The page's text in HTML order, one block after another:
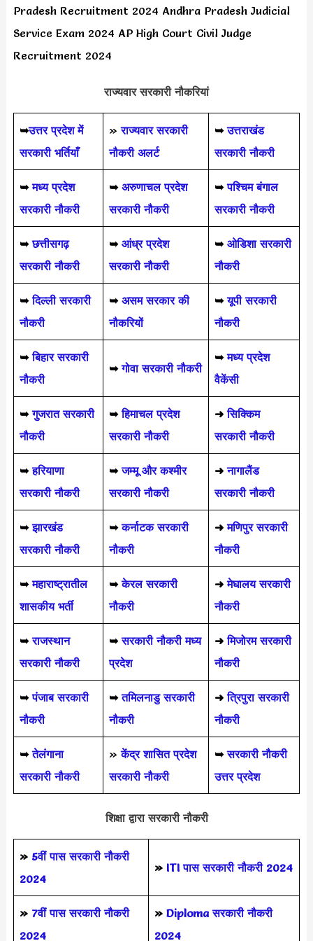
Pradesh Recruitment 2024 Andhra Pradesh Judicial
Service Exam 2024 AP High Court Civil Judge
Recruitment 2024
राज्यवार सरकारी नौकरियां
➥उत्तर प्रदेश में
सरकारी भर्तियाँ
»राज्यवार सरकारी
नौकरी अलर्ट
➥ उत्तराखंड
सरकारी नौकरी
➥ मध्य प्रदेश
सरकारी नौकरी
➥ अरुणाचल प्रदेश
सरकारी नौकरी
➥ पश्चिम बंगाल
सरकारी नौकरी
➥ छत्तीसगढ़
सरकारी नौकरी
➥ आंध्र प्रदेश
सरकारी नौकरी
➥ ओडिशा सरकारी
नौकरी
➥ दिल्ली सरकारी
नौकरी
➥ असम सरकार की
नौकरियों
➥ यूपी सरकारी
नौकरी
➥बिहार सरकारी
नौकरी
➥गोवा सरकारी नौकरी
➥ मध्य प्रदेश
वैकेंसी
➥ गुजरात सरकारी
नौकरी
➥हिमाचल प्रदेश
सरकारी नौकरी
➜ सिक्किम
सरकारी नौकरी
➥हरियाणा
सरकारी नौकरी
➥जम्मू और कश्मीर
सरकारी नौकरी
➜ नागालैंड
सरकारी नौकरी
➥ झारखंड
सरकारी नौकरी
➥ कर्नाटक सरकारी
नौकरी
➜ मणिपुर सरकारी
नौकरी
➥ महाराष्ट्रातील
शासकीय भर्ती
➥ केरल सरकारी
नौकरी
➜ मेघालय सरकारी
नौकरी
➥ राजस्थान
सरकारी नौकरी
➥सरकारी नौकरी मध्य
प्रदेश
➜मिजोरम सरकारी
नौकरी
➥ पंजाब सरकारी
नौकरी
➥ तमिलनाडु सरकारी
नौकरी
➜ त्रिपुरा सरकारी
नौकरी
➥तेलंगाना
सरकारी नौकरी
»केंद्र शासित प्रदेश
सरकारी नौकरी
➥ सरकारी नौकरी
उत्तर प्रदेश
शिक्षा द्वारा सरकारी नौकरी
» 5वीं पास सरकारी नौकरी
2024
» ITI पास सरकारी नौकरी 2024
» 7वीं पास सरकारी नौकरी
2024
» Diploma सरकारी नौकरी
2024